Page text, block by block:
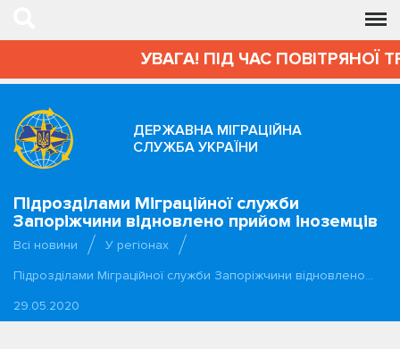
УВАГА! ПІД ЧАС ПОВІТРЯНОЇ
ДЕРЖАВНА МІГРАЦІЙНА
СЛУЖБА УКРАЇНИ
Підрозділами Міграційної служби
Запоріжчини відновлено прийом іноземців
Всі новини
У регіонах
Підрозділами Міграційної служби Запоріжчини відновлено…
29.05.2020